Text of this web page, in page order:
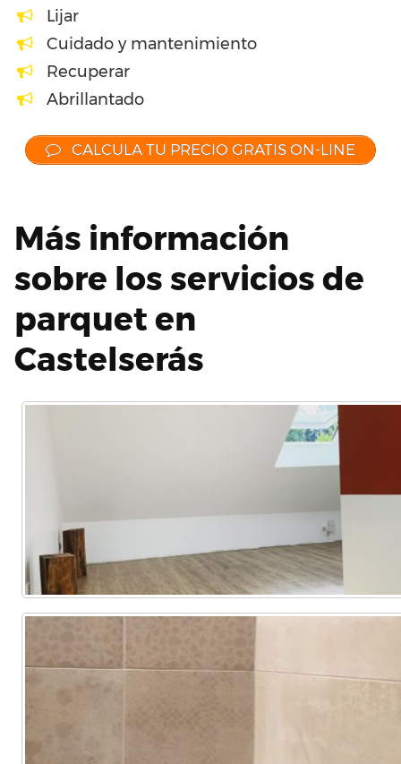
Lijar
Cuidado y mantenimiento
Recuperar
Abrillantado
CALCULA TU PRECIO GRATIS ON-LINE
Más información
sobre los servicios de
parquet en
Castelserás